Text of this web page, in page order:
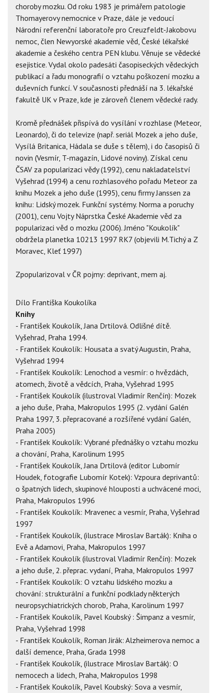
choroby mozku. Od roku 1983 je primářem patologie
Thomayerovy nemocnice v Praze, dále je vedoucí
Národní referenční laboratoře pro Creuzfeldt-Jakobovu
nemoc, člen Newyorské akademie věd, České lékařské
akademie a českého centra PEN klubu. Věnuje se vědecké
esejistice. Vydal okolo padesáti časopiseckých vědeckých
publikací a řadu monografií o vztahu poškození mozku a
duševních funkcí. V současnosti přednáší na 3. lékařské
fakultě UK v Praze, kde je zároveň členem vědecké rady.
Kromě přednášek přispívá do vysílání v rozhlase (Meteor,
Leonardo), či do televize (např. seriál Mozek a jeho duše,
Vysílá Britanica, Hádala se duše s tělem), i do časopisů či
novin (Vesmír, T-magazín, Lidové noviny). Získal cenu
ČSAV za popularizaci vědy (1992), cenu nakladatelství
Vyšehrad (1994) a cenu rozhlasového pořadu Meteor za
knihu Mozek a jeho duše (1995), cenu firmy Janssen za
knihu: Lidský mozek. Funkční systémy. Norma a poruchy
(2001), cenu Vojty Náprstka České Akademie věd za
popularizaci věd o mozku (2006). Jméno "Koukolík"
obdržela planetka 10213 1997 RK7 (objevili M.Tichý a Z
Moravec, Kleť 1997)
Zpopularizoval v ČR pojmy: deprivant, mem aj.
Dílo Františka Koukolíka
Knihy
- František Koukolík, Jana Drtilová. Odlišné dítě.
Vyšehrad, Praha 1994.
- František Koukolík: Housata a svatý Augustin, Praha,
Vyšehrad 1994
- František Koukolík: Lenochod a vesmír: o hvězdách,
atomech, životě a vědcích, Praha, Vyšehrad 1995
- František Koukolík (ilustroval Vladimír Renčín): Mozek
a jeho duše, Praha, Makropulos 1995 (2. vydání Galén
Praha 1997, 3. přepracované a rozšířené vydání Galén,
Praha 2005)
- František Koukolík: Vybrané přednášky o vztahu mozku
a chování, Praha, Karolinum 1995
- František Koukolík, Jana Drtilová (editor Lubomír
Houdek, fotografie Lubomír Kotek): Vzpoura deprivantů:
o špatných lidech, skupinové hlouposti a uchvácené moci,
Praha, Makropulos 1996
- František Koukolík: Mravenec a vesmír, Praha, Vyšehrad
1997
- František Koukolík, (ilustrace Miroslav Barták): Kniha o
Evě a Adamovi, Praha, Makropulos 1997
- František Koukolík (ilustroval Vladimír Renčín): Mozek
a jeho duše, 2. přeprac. vydaní, Praha, Makropulos 1997
- František Koukolík: O vztahu lidského mozku a
chování: strukturální a funkční podklady některých
neuropsychiatrických chorob, Praha, Karolinum 1997
- František Koukolík, Pavel Koubský : Šimpanz a vesmír,
Praha, Vyšehrad 1998
- František Koukolík, Roman Jirák: Alzheimerova nemoc a
další demence, Praha, Grada 1998
- František Koukolík, (ilustrace Miroslav Barták): O
nemocech a lidech, Praha, Makropulos 1998
- František Koukolík, Pavel Koubský: Sova a vesmír,